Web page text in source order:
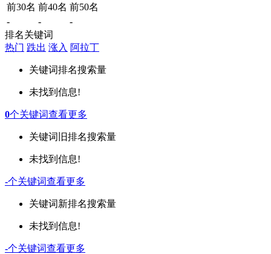
前30名 前40名 前50名
-
-
-
排名关键词
热门 跌出 涨入 阿拉丁
关键词排名搜索量
未找到信息!
0个关键词查看更多
关键词 旧排名搜索量
未找到信息!
-个关键词查看更多
关键词新排名搜索量
未找到信息!
-个关键词查看更多